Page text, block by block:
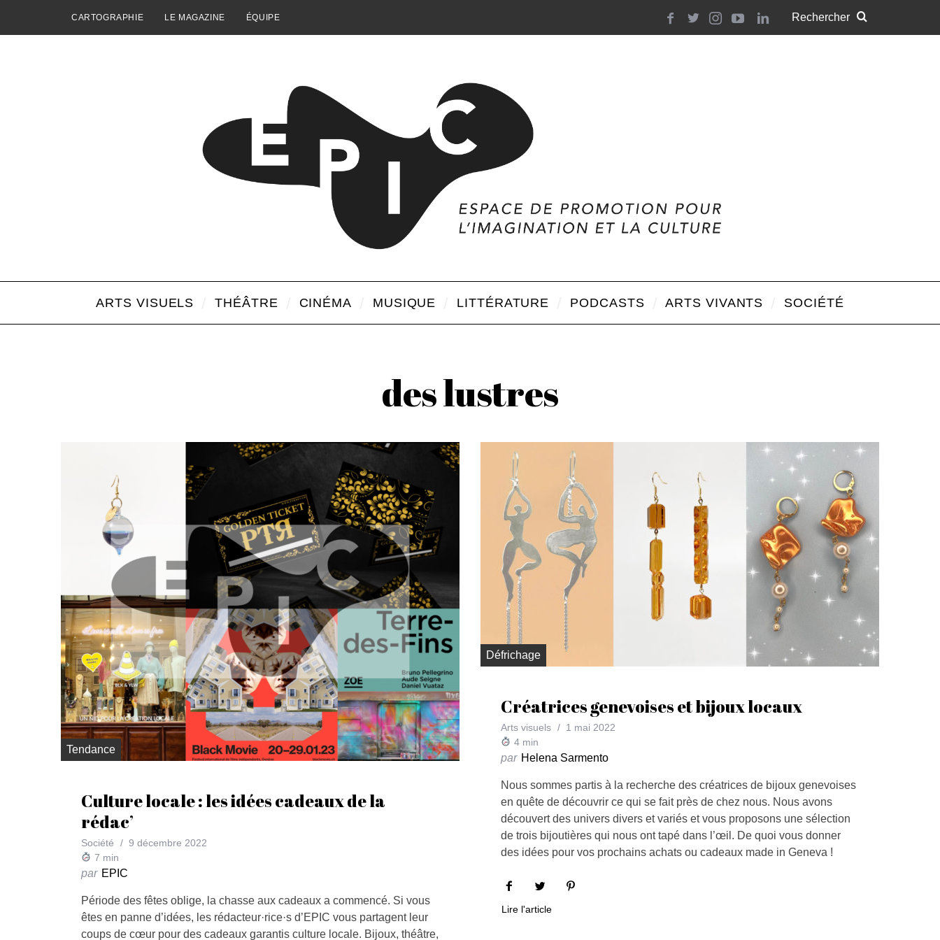
CARTOGRAPHIE LE MAGAZINE ÉQUIPE
ARTS VISUELS THÉÂTRE CINÉMA MUSIQUE LITTÉRATURE PODCASTS ARTS VIVANTS SOCIÉTÉ
des lustres
Tendance
Culture locale : les idées cadeaux de la
rédac’
Société
9 décembre 2022
7 min
par EPIC
Période des fêtes oblige, la chasse aux cadeaux a commencé. Si vous
êtes en panne d’idées, les rédacteur·rice·s d’EPIC vous partagent leur
coups de cœur pour des cadeaux garantis culture locale. Bijoux, théâtre,
Défrichage
Créatrices genevoises et bijoux locaux
Arts visuels
1 mai 2022
4 min
par Helena Sarmento
Nous sommes partis à la recherche des créatrices de bijoux genevoises
en quête de découvrir ce qui se fait près de chez nous. Nous avons
découvert des univers divers et variés et vous proposons une sélection
de trois bijoutières qui nous ont tapé dans l’œil. De quoi vous donner
des idées pour vos prochains achats ou cadeaux made in Geneva !
Lire l'article